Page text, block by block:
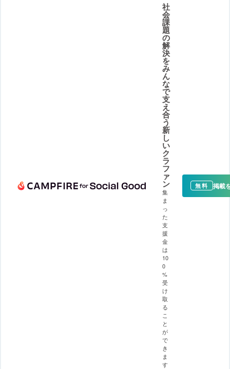
社
会
課
題
の
解
決
を
み
ん
な
で
支
え
合
う
新
し
い
ク
ラ
フ
ァ
ン
集
ま
っ
た
支
援
金
は
10
0
%
受
け
取
る
こ
と
が
で
き
ま
す
無料 掲載